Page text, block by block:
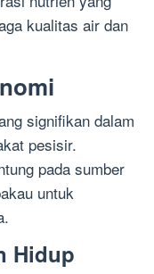
kualitas air dan
signifikan dalam
pesisir.
pada sumber
untuk
Hidup